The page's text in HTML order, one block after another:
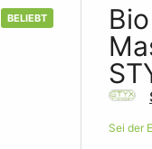
BELIEBT
Sei der